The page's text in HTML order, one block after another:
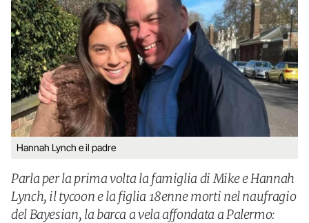
Hannah Lynch e il padre
Parla per la prima volta la famiglia di Mike e Hannah
Lynch, il tycoon e la figlia 18enne morti nel naufragio
del Bayesian, la barca a vela affondata a Palermo: